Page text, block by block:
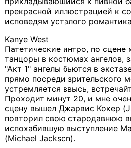
прекрасной иллюстрацией к
исповедям усталого
Kanye West
Патетические интро, по сцене
танцоры в костюмах ангелов,
"Акт 1" ангелы бьются в
прямо посреди зрительского
устремляется ввысь,
Проходит минут 20, и мне
сцену вышел Джарвис Кокер
повторил свою стародавнюю
испохабившую выступление
(Michael Jackson).